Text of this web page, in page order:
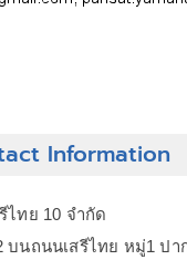
Information
ไทย 10 จำกัด
บนถนนเสรีไทย หมู่1 ปา